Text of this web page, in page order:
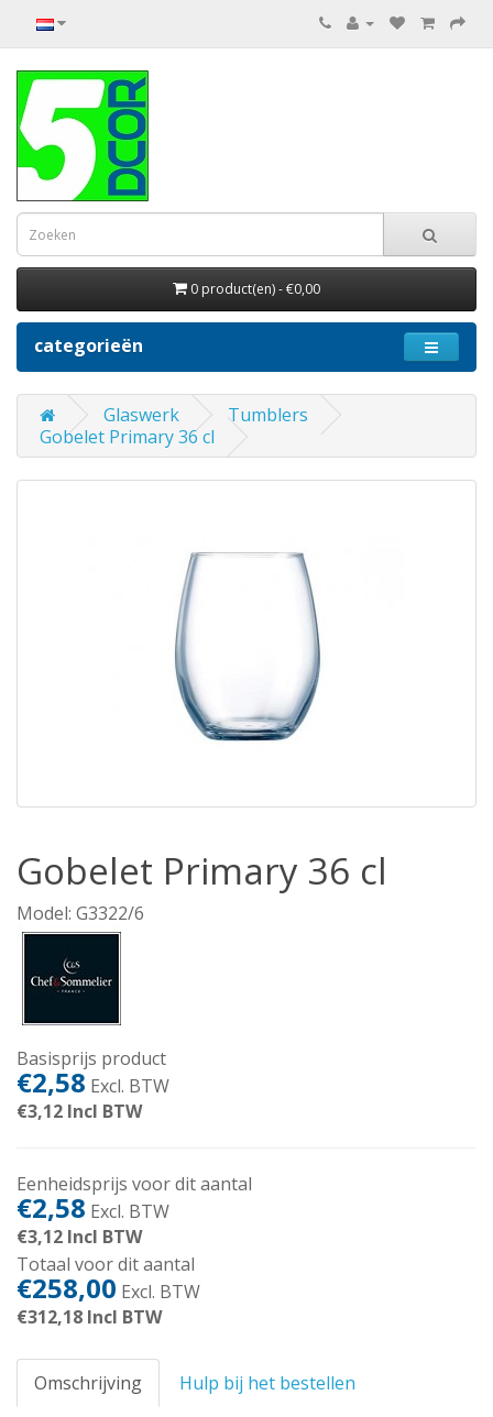
0 product(en) - €0,00
categorieën
Glaswerk
Tumblers
Gobelet Primary 36 cl
Gobelet Primary 36 cl
Model: G3322/6
Basisprijs product
€2,58 Excl. BTW
€3,12 Incl BTW
Eenheidsprijs voor dit aantal
€2,58 Excl. BTW
€3,12 Incl BTW
Totaal voor dit aantal
€258,00 Excl. BTW
€312,18 Incl BTW
Omschrijving
Hulp bij het bestellen